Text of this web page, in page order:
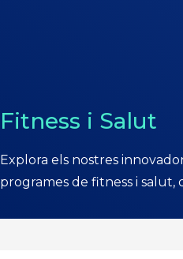
Fitness i Salut
Explora els nostres
programes de fitness i salut,